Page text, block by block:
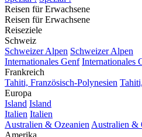
Reisen für Erwachsene
Reisen für Erwachsene
Reiseziele
Schweiz
Schweizer Alpen Schweizer Alpen
Internationales Genf Internationales
Frankreich
Tahiti, Französisch-Polynesien
Europa
Island Island
Italien Italien
Australien & Ozeanien Australien &
Amerika